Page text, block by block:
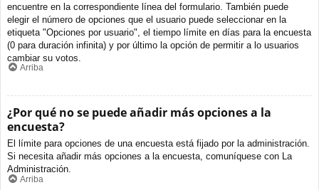
encuentre en la correspondiente línea del formulario. También puede
elegir el número de opciones que el usuario puede seleccionar en la
etiqueta "Opciones por usuario", el tiempo límite en días para la encuesta
(0 para duración infinita) y por último la opción de permitir a lo usuarios
cambiar su votos.
Arriba
¿Por qué no se puede añadir más opciones a la
encuesta?
El límite para opciones de una encuesta está fijado por la administración.
Si necesita añadir más opciones a la encuesta, comuníquese con La
Administración.
Arriba